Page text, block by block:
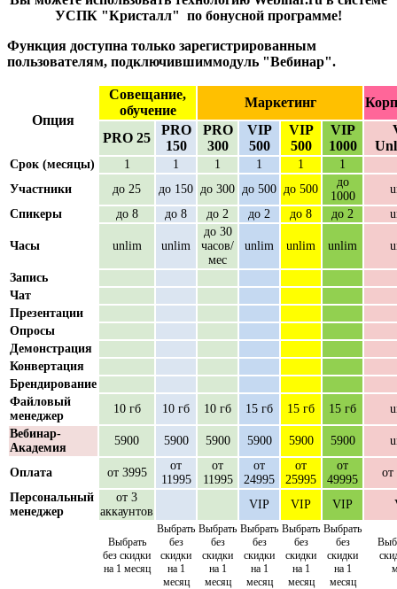
УСПК "Кристалл" по бонусной программе!
Функция доступна только зарегистрированным
пользователям, подключившиммодуль "Вебинар".
Опция
Совещание,
обучение
Маркетинг
PRO 25
PRO
150
PRO
300
VIP
500
VIP
500
VIP
1000
Срок (месяцы) 1 1 1 1 1
1
Участники
до 25 до 150 до 300 до 500 до 500
до
1000
Спикеры
до 8 до 8 до 2 до 2 до 8 до 2
Часы unlim unlim
до 30
часов/
мес
unlim unlim unlim
Запись
Чат
Презентации
Опросы
Демонстрация
Конвертация
Брендирование
Файловый
менеджер
10 гб 10 гб 10 гб 15 гб 15 гб 15 гб
Вебинар-
Академия
5900 5900 5900 5900 5900 5900
Оплата от 3995
от
11995
от
11995
от
24995
от
25995
от
49995
от
Персональный
менеджер
от 3
аккаунтов
VIP VIP VIP
Выбрать
без скидки
на 1 месяц
Выбрать
без
скидки
на 1
месяц
Выбрать
без
скидки
на 1
месяц
Выбрать
без
скидки
на 1
месяц
Выбрать
без
скидки
на 1
месяц
Выбрать
без
скидки
на 1
месяц